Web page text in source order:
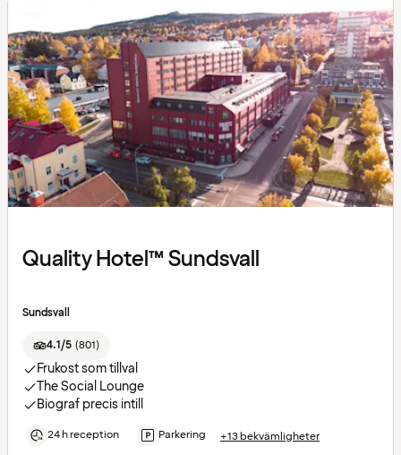
Quality Hotel™ Sundsvall
Sundsvall
4.1/5 (801)
Frukost som tillval
The Social Lounge
Biograf precis intill
24 h reception Parkering +13 bekvämligheter